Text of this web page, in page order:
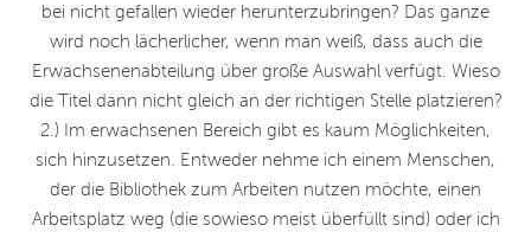
bei nicht gefallen wieder herunterzubringen? Das ganze
wird noch lächerlicher, wenn man weiß, dass auch die
Erwachsenenabteilung über große Auswahl verfügt. Wieso
die Titel dann nicht gleich an der richtigen Stelle platzieren?
2.) Im erwachsenen Bereich gibt es kaum Möglichkeiten,
sich hinzusetzen. Entweder nehme ich einem Menschen,
der die Bibliothek zum Arbeiten nutzen möchte, einen
Arbeitsplatz weg (die sowieso meist überfüllt sind) oder ich